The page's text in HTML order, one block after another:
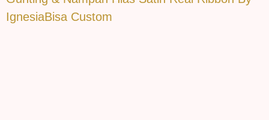
IgnesiaBisa Custom